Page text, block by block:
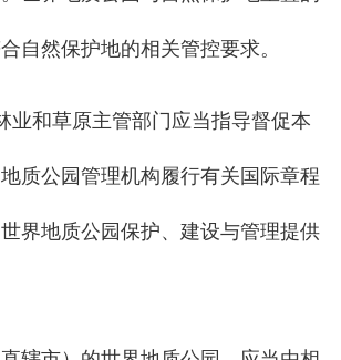
自然保护地的相关管控要求。
业和草原主管部门应当指导督促本
质公园管理机构履行有关国际章程
界地质公园保护、建设与管理提供